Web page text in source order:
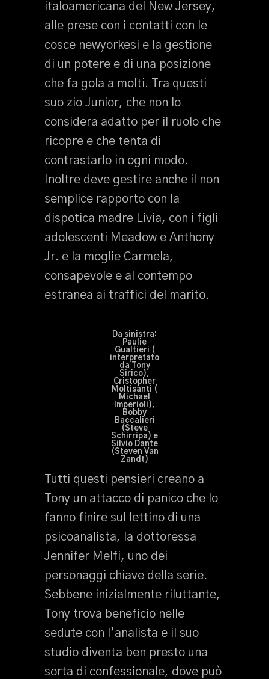
italoamericana del New Jersey,
alle prese con i contatti con le
cosce newyorkesi e la gestione
di un potere e di una posizione
che fa gola a molti. Tra questi
suo zio Junior, che non lo
considera adatto per il ruolo che
ricopre e che tenta di
contrastarlo in ogni modo.
Inoltre deve gestire anche il non
semplice rapporto con la
dispotica madre Livia, con i figli
adolescenti Meadow e Anthony
Jr. e la moglie Carmela,
consapevole e al contempo
estranea ai traffici del marito.
Da sinistra:
Paulie
Gualtieri (
interpretato
da Tony
Sirico),
Cristopher
Moltisanti (
Michael
Imperioli),
Bobby
Baccalieri
(Steve
Schirripa) e
Silvio Dante
(Steven Van
Zandt)
Tutti questi pensieri creano a
Tony un attacco di panico che lo
fanno finire sul lettino di una
psicoanalista, la dottoressa
Jennifer Melfi, uno dei
personaggi chiave della serie.
Sebbene inizialmente riluttante,
Tony trova beneficio nelle
sedute con l’analista e il suo
studio diventa ben presto una
sorta di confessionale, dove può